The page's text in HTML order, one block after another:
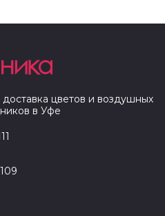
цветов и воздушных
в Уфе